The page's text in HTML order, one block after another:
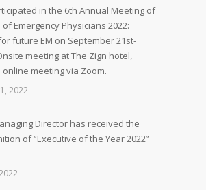
in the 6th Annual Meeting of
Emergency Physicians 2022:
future EM on September 21st-
meeting at The Zign hotel,
meeting via Zoom.
2022
Director has received the
of “Executive of the Year 2022”